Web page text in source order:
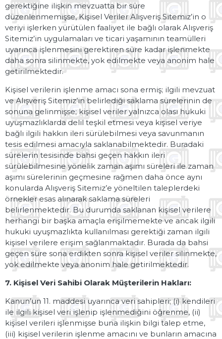
gerektiğine ilişkin mevzuatta bir süre
düzenlenmemişse, Kişisel Veriler Alışveriş Sitemiz’in o
veriyi işlerken yürütülen faaliyet ile bağlı olarak Alışveriş
Sitemiz’in uygulamaları ve ticari yaşamının teamülleri
uyarınca işlenmesini gerektiren süre kadar işlenmekte
daha sonra silinmekte, yok edilmekte veya anonim hale
getirilmektedir.
Kişisel verilerin işlenme amacı sona ermiş; ilgili mevzuat
ve Alışveriş Sitemiz’in belirlediği saklama sürelerinin de
sonuna gelinmişse; kişisel veriler yalnızca olası hukuki
uyuşmazlıklarda delil teşkil etmesi veya kişisel veriye
bağlı ilgili hakkın ileri sürülebilmesi veya savunmanın
tesis edilmesi amacıyla saklanabilmektedir. Buradaki
sürelerin tesisinde bahsi geçen hakkın ileri
sürülebilmesine yönelik zaman aşımı süreleri ile zaman
aşımı sürelerinin geçmesine rağmen daha önce aynı
konularda Alışveriş Sitemiz’e yöneltilen taleplerdeki
örnekler esas alınarak saklama süreleri
belirlenmektedir. Bu durumda saklanan kişisel verilere
herhangi bir başka amaçla erişilmemekte ve ancak ilgili
hukuki uyuşmazlıkta kullanılması gerektiği zaman ilgili
kişisel verilere erişim sağlanmaktadır. Burada da bahsi
geçen süre sona erdikten sonra kişisel veriler silinmekte,
yok edilmekte veya anonim hale getirilmektedir.
7. Kişisel Veri Sahibi Olarak Müşterilerin Hakları:
Kanun’un 11. maddesi uyarınca veri sahipleri; (i) kendileri
ile ilgili kişisel veri işlenip işlenmediğini öğrenme, (ii)
kişisel verileri işlenmişse buna ilişkin bilgi talep etme,
(iii) kişisel verilerin işlenme amacını ve bunların amacına